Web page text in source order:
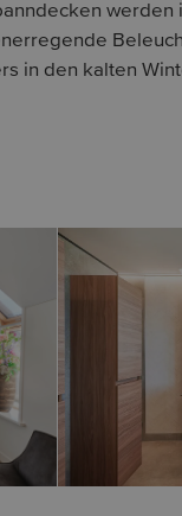
in den kalten